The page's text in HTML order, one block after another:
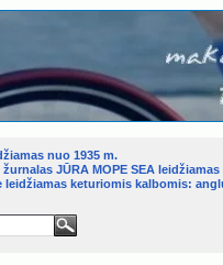
nuo 1935 m.
JŪRA MOPE SEA leidžiamas
leidžiamas keturiomis kalbomis: